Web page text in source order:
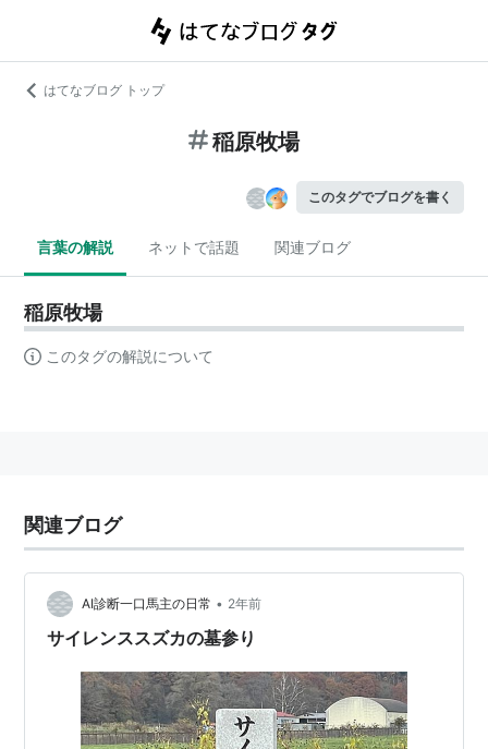
はてなブログ トップ
稲原牧場
このタグでブログを書く
言葉の解説 ネットで話題 関連ブログ
稲原牧場
このタグの解説について
関連ブログ
AI診断一口馬主の日常 • 2年前
サイレンススズカの墓参り